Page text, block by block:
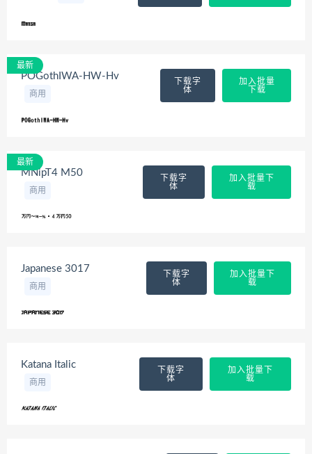
POGothIWA-HW-Hv
商用
下载字
体
加入批量
下载
最新
MNipT4 M50
商用
下载字
体
加入批量下
载
最新
Japanese 3017
商用
下载字
体
加入批量下
载
Katana Italic
商用
下载字
体
加入批量下
载